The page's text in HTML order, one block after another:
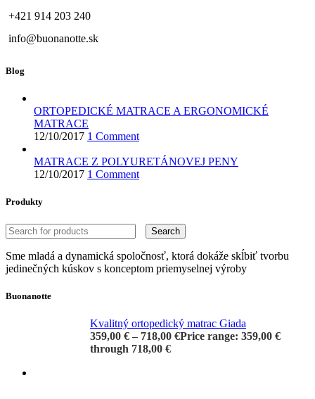
+421 914 203 240
info@buonanotte.sk
Blog
ORTOPEDICKÉ MATRACE A ERGONOMICKÉ
MATRACE
12/10/2017 1 Comment
MATRACE Z POLYURETÁNOVEJ PENY
12/10/2017 1 Comment
Produkty
Search
Sme mladá a dynamická spoločnosť, ktorá dokáže skĺbiť tvorbu
jedinečných kúskov s konceptom priemyselnej výroby
Buonanotte
Kvalitný ortopedický matrac Giada
359,00 € – 718,00 €Price range: 359,00 €
through 718,00 €